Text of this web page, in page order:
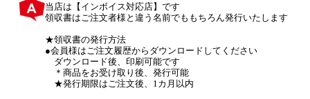
当店は【インボイス対応店】です
領収書はご注文者様と違う名前でももちろん発行いたします
★領収書の発行方法
●会員様はご注文履歴からダウンロードしてください
ダウンロード後、印刷可能です
＊商品をお受け取り後、発行可能
★発行期限はご注文後、1カ月以内